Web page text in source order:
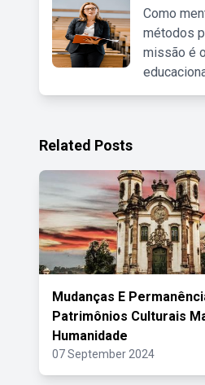
Como
métodos
missão é
Related Posts
Mudanças E
Patrimônios Culturais
Humanidade
07 September 2024